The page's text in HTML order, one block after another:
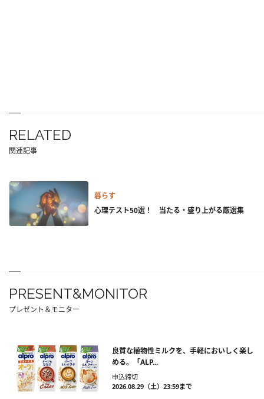
RELATED
関連記事
暮らす
心理テスト50選！ 当たる・盛り上がる厳選集
PRESENT&MONITOR
プレゼント＆モニター
良質な植物性ミルクを、手軽においしく楽し
める。「ALP...
申込締切
2026.08.29（土）23:59まで